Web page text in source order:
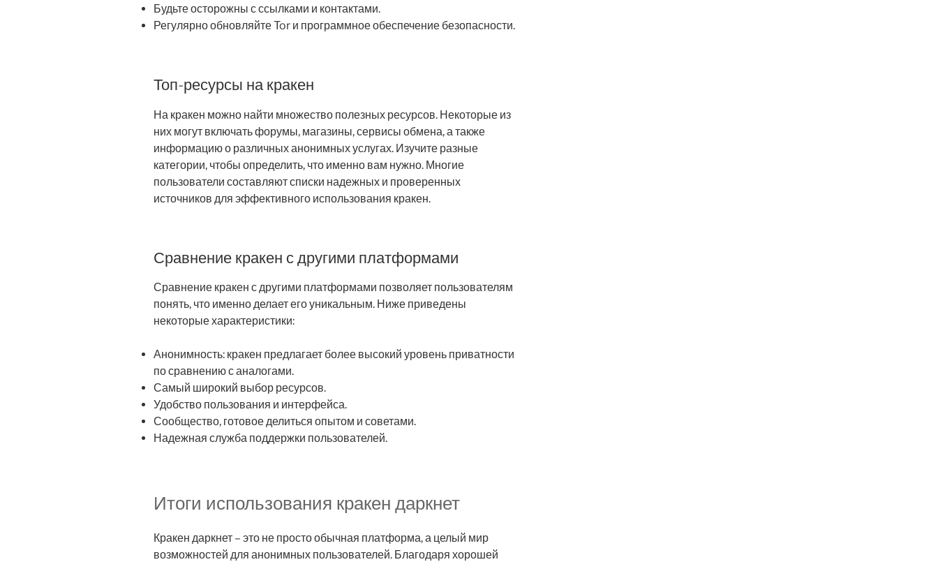
Будьте осторожны с ссылками и контактами.
Регулярно обновляйте Tor и программное обеспечение безопасности.
Топ-ресурсы на кракен
На кракен можно найти множество полезных ресурсов. Некоторые из
них могут включать форумы, магазины, сервисы обмена, а также
информацию о различных анонимных услугах. Изучите разные
категории, чтобы определить, что именно вам нужно. Многие
пользователи составляют списки надежных и проверенных
источников для эффективного использования кракен.
Сравнение кракен с другими платформами
Сравнение кракен с другими платформами позволяет пользователям
понять, что именно делает его уникальным. Ниже приведены
некоторые характеристики:
Анонимность: кракен предлагает более высокий уровень приватности
по сравнению с аналогами.
Самый широкий выбор ресурсов.
Удобство пользования и интерфейса.
Сообщество, готовое делиться опытом и советами.
Надежная служба поддержки пользователей.
Итоги использования кракен даркнет
Кракен даркнет – это не просто обычная платформа, а целый мир
возможностей для анонимных пользователей. Благодаря хорошей